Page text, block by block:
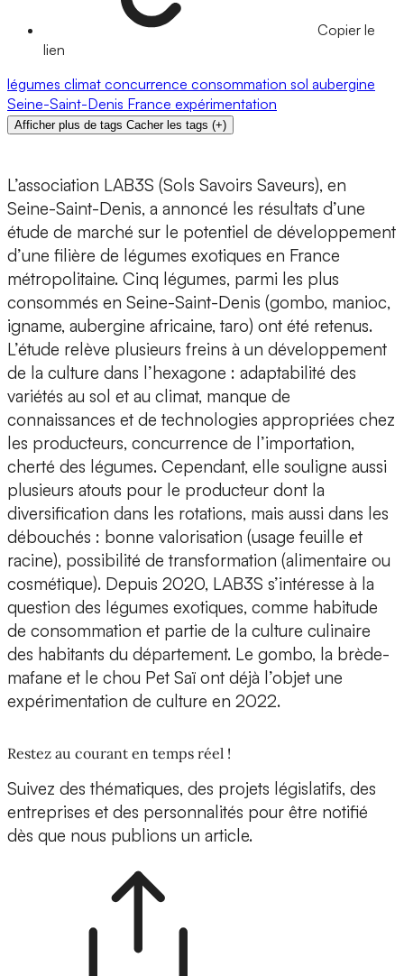
Copier le
lien
légumes climat concurrence consommation sol aubergine
Seine-Saint-Denis France expérimentation
Afficher plus de tags Cacher les tags (+)
L’association LAB3S (Sols Savoirs Saveurs), en
Seine-Saint-Denis, a annoncé les résultats d’une
étude de marché sur le potentiel de développement
d’une filière de légumes exotiques en France
métropolitaine. Cinq légumes, parmi les plus
consommés en Seine-Saint-Denis (gombo, manioc,
igname, aubergine africaine, taro) ont été retenus.
L’étude relève plusieurs freins à un développement
de la culture dans l’hexagone : adaptabilité des
variétés au sol et au climat, manque de
connaissances et de technologies appropriées chez
les producteurs, concurrence de l’importation,
cherté des légumes. Cependant, elle souligne aussi
plusieurs atouts pour le producteur dont la
diversification dans les rotations, mais aussi dans les
débouchés : bonne valorisation (usage feuille et
racine), possibilité de transformation (alimentaire ou
cosmétique). Depuis 2020, LAB3S s’intéresse à la
question des légumes exotiques, comme habitude
de consommation et partie de la culture culinaire
des habitants du département. Le gombo, la brède-
mafane et le chou Pet Saï ont déjà l’objet une
expérimentation de culture en 2022.
Restez au courant en temps réel !
Suivez des thématiques, des projets législatifs, des
entreprises et des personnalités pour être notifié
dès que nous publions un article.